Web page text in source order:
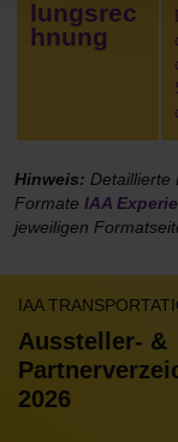
lungsrec
hnung
Hinweis: Detaillierte
Formate IAA
jeweiligen
IAA
Aussteller- &
2026